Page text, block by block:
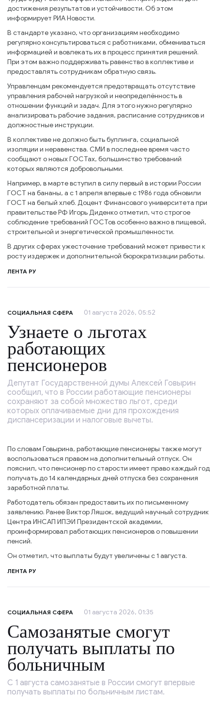
достижения результатов и устойчивости. Об этом
информирует РИА Новости.
В стандарте указано, что организациям необходимо
регулярно консультироваться с работниками, обмениваться
информацией и вовлекать их в процесс принятия решений.
При этом важно поддерживать равенство в коллективе и
предоставлять сотрудникам обратную связь.
Управленцам рекомендуется предотвращать отсутствие
управления рабочей нагрузкой и неопределённость в
отношении функций и задач. Для этого нужно регулярно
анализировать рабочие задания, расписание сотрудников и
должностные инструкции.
В коллективе не должно быть буллинга, социальной
изоляции и неравенства. СМИ в последнее время часто
сообщают о новых ГОСТах, большинство требований
которых являются добровольными.
Например, в марте вступил в силу первый в истории России
ГОСТ на бананы, а с 1 апреля впервые с 1986 года обновили
ГОСТ на белый хлеб. Доцент Финансового университета при
правительстве РФ Игорь Диденко отметил, что строгое
соблюдение требований ГОСТов особенно важно в пищевой,
строительной и энергетической промышленности.
В других сферах ужесточение требований может привести к
росту издержек и дополнительной бюрократизации работы.
ЛЕНТА РУ
СОЦИАЛЬНАЯ СФЕРА 01 августа 2026, 05:52
Узнаете о льготах
работающих
пенсионеров
Депутат Государственной думы Алексей Говырин
сообщил, что в России работающие пенсионеры
сохраняют за собой множество льгот, среди
которых оплачиваемые дни для прохождения
диспансеризации и налоговые вычеты.
По словам Говырина, работающие пенсионеры также могут
воспользоваться правом на дополнительный отпуск. Он
пояснил, что пенсионер по старости имеет право каждый год
получать до 14 календарных дней отпуска без сохранения
заработной платы.
Работодатель обязан предоставить их по письменному
заявлению. Ранее Виктор Ляшок, ведущий научный сотрудник
Центра ИНСАП ИПЭИ Президентской академии,
проинформировал работающих пенсионеров о повышении
пенсий.
Он отметил, что выплаты будут увеличены с 1 августа.
ЛЕНТА РУ
СОЦИАЛЬНАЯ СФЕРА 01 августа 2026, 01:35
Самозанятые смогут
получать выплаты по
больничным
С 1 августа самозанятые в России смогут впервые
получать выплаты по больничным листам.